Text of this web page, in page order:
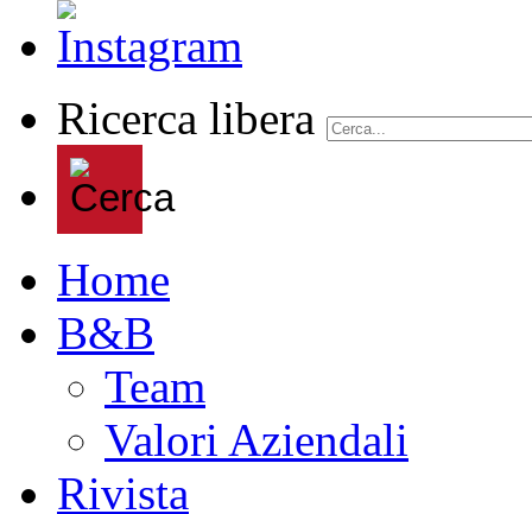
Ricerca libera
Home
B&B
Team
Valori Aziendali
Rivista